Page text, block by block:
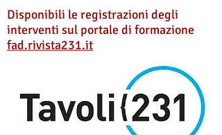
Disponibili le registrazioni degli
interventi sul portale di formazione
fad.rivista231.it